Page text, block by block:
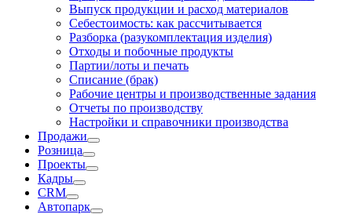
Выпуск продукции и расход материалов
Себестоимость: как рассчитывается
Разборка (разукомплектация изделия)
Отходы и побочные продукты
Партии/лоты и печать
Списание (брак)
Рабочие центры и производственные задания
Отчеты по производству
Настройки и справочники производства
Продажи
Розница
Проекты
Кадры
CRM
Автопарк